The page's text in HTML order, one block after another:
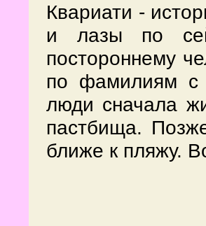
Квариати -
и лазы по
постороннему
по фамилиям с
люди сначала
пастбища.
ближе к пляжу.